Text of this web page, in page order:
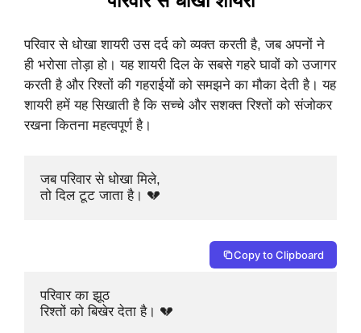
परिवार से धोखा शायरी उस दर्द को व्यक्त करती है, जब अपनों ने
ही भरोसा तोड़ा हो। यह शायरी दिल के सबसे गहरे घावों को उजागर
करती है और रिश्तों की गहराईयों को समझने का मौका देती है। यह
शायरी हमें यह सिखाती है कि सच्चे और सशक्त रिश्तों को संजोकर
रखना कितना महत्वपूर्ण है।
जब परिवार से धोखा मिले,
तो दिल टूट जाता है। 💔
Copy to Clipboard
परिवार का झूठ
रिश्तों को बिखेर देता है। 💔